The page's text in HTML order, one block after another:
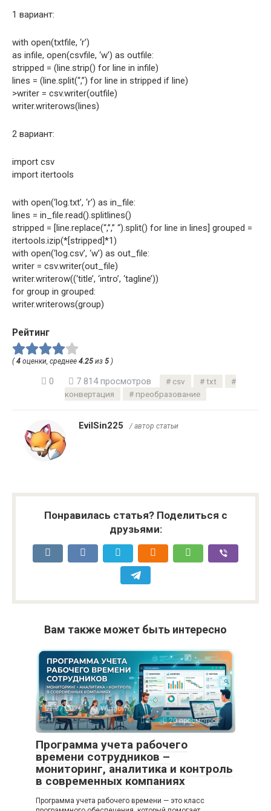
1 вариант:
with open(txtfile, ‘r’)
as infile, open(csvfile, ‘w’) as outfile:
stripped = (line.strip() for line in infile)
lines = (line.split(“,”) for line in stripped if line)
>writer = csv.writer(outfile)
writer.writerows(lines)
2 вариант:
import csv
import itertools
with open(‘log.txt’, ‘r’) as in_file:
lines = in_file.read().splitlines()
stripped = [line.replace(“,”,” “).split() for line in lines] grouped =
itertools.izip(*[stripped]*1)
with open(‘log.csv’, ‘w’) as out_file:
writer = csv.writer(out_file)
writer.writerow((‘title’, ‘intro’, ‘tagline’))
for group in grouped:
writer.writerows(group)
Рейтинг
( 4 оценки, среднее 4.25 из 5 )
0 7 814 просмотров csv
txt
конвертация
преобразование
EvilSin225 / автор статьи
Понравилась статья? Поделиться с
друзьями:
Вам также может быть интересно
01.07.2026
Windows
0
20 просмотров
Программа учета рабочего
времени сотрудников –
мониторинг, аналитика и контроль
в современных компаниях
Программа учета рабочего времени — это класс